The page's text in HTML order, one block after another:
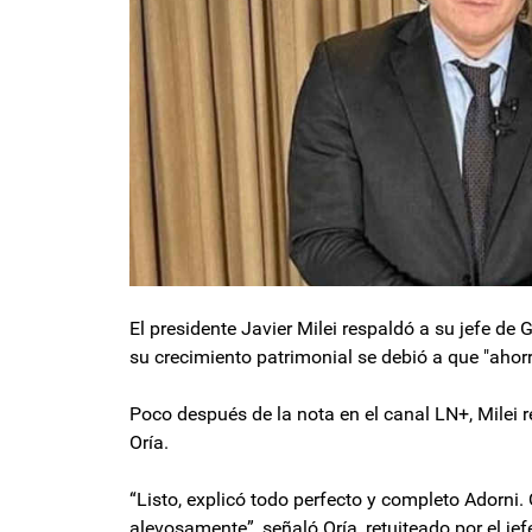
El presidente Javier Milei respaldó a su jefe de
su crecimiento patrimonial se debió a que
Poco después de la nota en el canal LN+,
Oría.
“Listo, explicó todo perfecto y completo
alevosamente”, señaló Oría, retuiteado por el